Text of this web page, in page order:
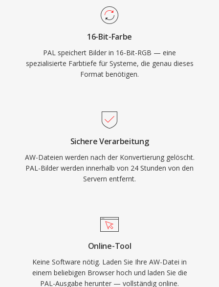
16-Bit-Farbe
PAL speichert Bilder in 16-Bit-RGB — eine
spezialisierte Farbtiefe für Systeme, die genau dieses
Format benötigen.
Sichere Verarbeitung
AW-Dateien werden nach der Konvertierung gelöscht.
PAL-Bilder werden innerhalb von 24 Stunden von den
Servern entfernt.
Online-Tool
Keine Software nötig. Laden Sie Ihre AW-Datei in
einem beliebigen Browser hoch und laden Sie die
PAL-Ausgabe herunter — vollständig online.